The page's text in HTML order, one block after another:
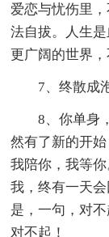
爱恋与忧伤里
法自拔。人生
更广阔的世界，
7、终散成泡
8、你单身，
然有了新的开
我陪你，我等
我，终有一天
是，一句，对
对不起！